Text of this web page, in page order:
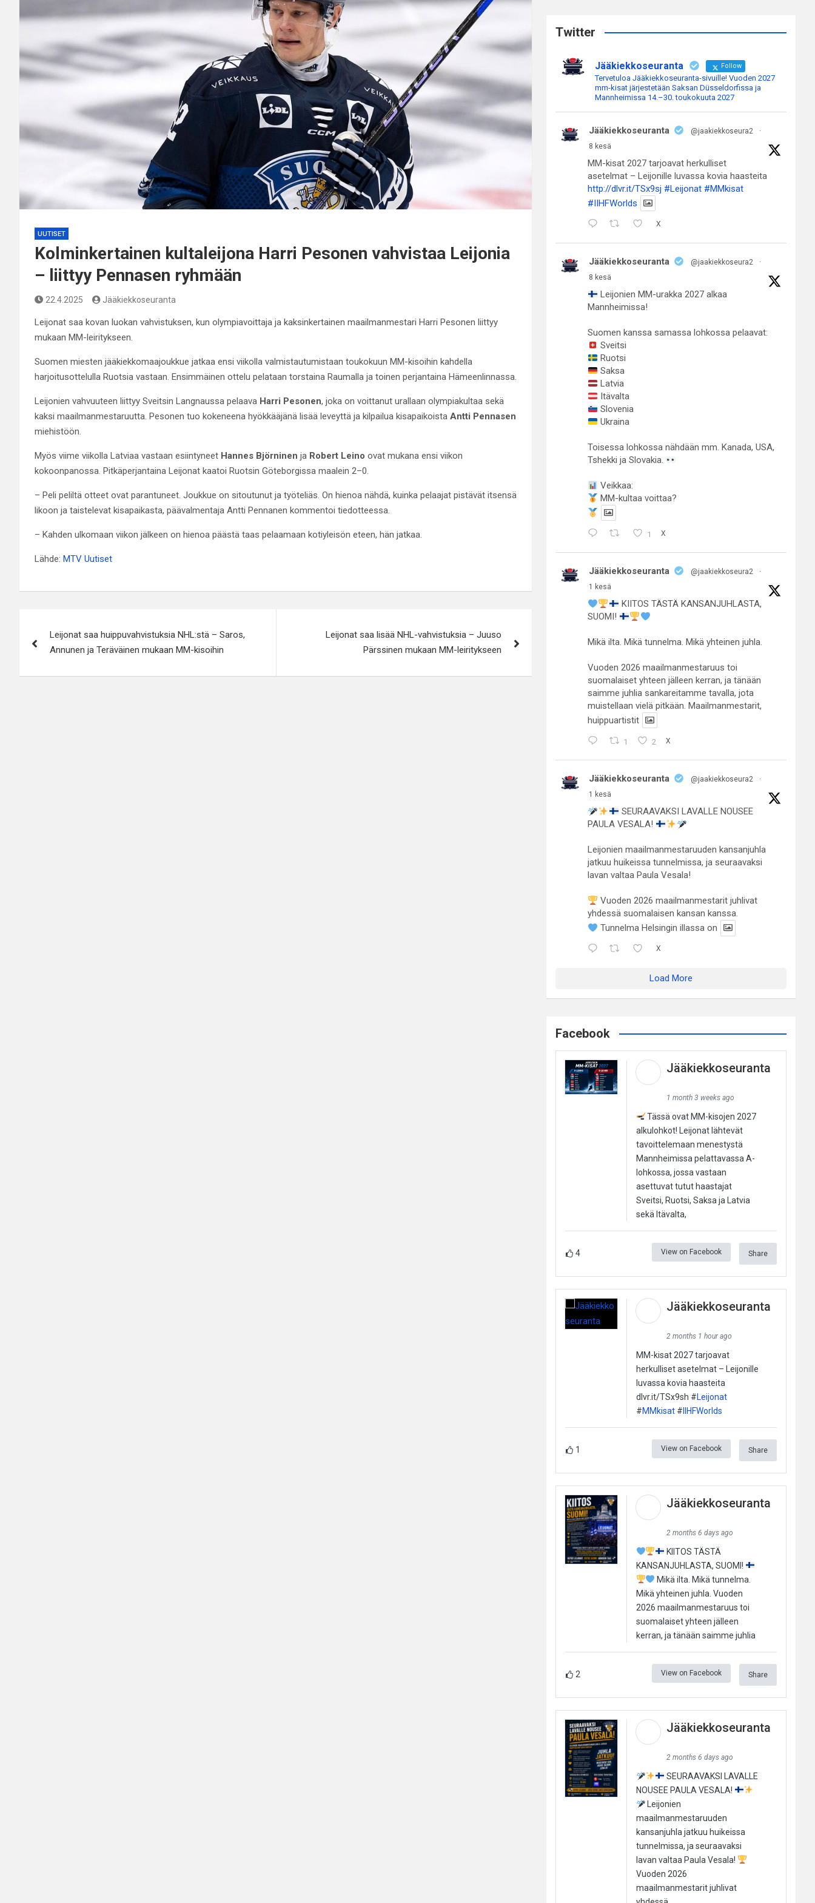
UUTISET
Kolminkertainen kultaleijona Harri Pesonen vahvistaa Leijonia
– liittyy Pennasen ryhmään
22.4.2025 Jääkiekkoseuranta
Leijonat saa kovan luokan vahvistuksen, kun olympiavoittaja ja kaksinkertainen maailmanmestari Harri Pesonen liittyy
mukaan MM-leiritykseen.
Suomen miesten jääkiekkomaajoukkue jatkaa ensi viikolla valmistautumistaan toukokuun MM-kisoihin kahdella
harjoitusottelulla Ruotsia vastaan. Ensimmäinen ottelu pelataan torstaina Raumalla ja toinen perjantaina Hämeenlinnassa.
Leijonien vahvuuteen liittyy Sveitsin Langnaussa pelaava Harri Pesonen, joka on voittanut urallaan olympiakultaa sekä
kaksi maailmanmestaruutta. Pesonen tuo kokeneena hyökkääjänä lisää leveyttä ja kilpailua kisapaikoista Antti Pennasen
miehistöön.
Myös viime viikolla Latviaa vastaan esiintyneet Hannes Björninen ja Robert Leino ovat mukana ensi viikon
kokoonpanossa. Pitkäperjantaina Leijonat kaatoi Ruotsin Göteborgissa maalein 2–0.
– Peli peliltä otteet ovat parantuneet. Joukkue on sitoutunut ja työteliäs. On hienoa nähdä, kuinka pelaajat pistävät itsensä
likoon ja taistelevat kisapaikasta, päävalmentaja Antti Pennanen kommentoi tiedotteessa.
– Kahden ulkomaan viikon jälkeen on hienoa päästä taas pelaamaan kotiyleisön eteen, hän jatkaa.
Lähde: MTV Uutiset
selaus
Leijonat saa huippuvahvistuksia NHL:stä – Saros,
Annunen ja Teräväinen mukaan MM-kisoihin
Leijonat saa lisää NHL-vahvistuksia – Juuso
Pärssinen mukaan MM-leiritykseen
c
Twitter
Jääkiekkoseuranta Follow
Tervetuloa Jääkiekkoseuranta-sivuille! Vuoden 2027
mm-kisat järjestetään Saksan Düsseldorfissa ja
Mannheimissa 14.–30. toukokuuta 2027
Jääkiekkoseuranta @jaakiekkoseura2
·
8 kesä
MM-kisat 2027 tarjoavat herkulliset
asetelmat – Leijonille luvassa kovia haasteita
http://dlvr.it/TSx9sj #Leijonat #MMkisat
#IIHFWorlds
X
Jääkiekkoseuranta @jaakiekkoseura2
·
8 kesä
Leijonien MM-urakka 2027 alkaa
Mannheimissa!
Suomen kanssa samassa lohkossa pelaavat:
Sveitsi
Ruotsi
Saksa
Latvia
Itävalta
Slovenia
Ukraina
Toisessa lohkossa nähdään mm. Kanada, USA,
Tshekki ja Slovakia.
Veikkaa:
MM-kultaa voittaa?
1 X
Jääkiekkoseuranta @jaakiekkoseura2
·
1 kesä
KIITOS TÄSTÄ KANSANJUHLASTA,
SUOMI!
Mikä ilta. Mikä tunnelma. Mikä yhteinen juhla.
Vuoden 2026 maailmanmestaruus toi
suomalaiset yhteen jälleen kerran, ja tänään
saimme juhlia sankareitamme tavalla, jota
muistellaan vielä pitkään. Maailmanmestarit,
huippuartistit
1 2 X
Jääkiekkoseuranta @jaakiekkoseura2
·
1 kesä
SEURAAVAKSI LAVALLE NOUSEE
PAULA VESALA!
Leijonien maailmanmestaruuden kansanjuhla
jatkuu huikeissa tunnelmissa, ja seuraavaksi
lavan valtaa Paula Vesala!
Vuoden 2026 maailmanmestarit juhlivat
yhdessä suomalaisen kansan kanssa.
Tunnelma Helsingin illassa on
X
Load More
Facebook
Jääkiekkoseuranta
1 month 3 weeks ago
Tässä ovat MM-kisojen 2027
alkulohkot! Leijonat lähtevät
tavoittelemaan menestystä
Mannheimissa pelattavassa A-
lohkossa, jossa vastaan
asettuvat tutut haastajat
Sveitsi, Ruotsi, Saksa ja Latvia
sekä Itävalta,
4 View on Facebook Share
Jääkiekkoseuranta
2 months 1 hour ago
MM-kisat 2027 tarjoavat
herkulliset asetelmat – Leijonille
luvassa kovia haasteita
dlvr.it/TSx9sh #Leijonat
#MMkisat#IIHFWorlds
1 View on Facebook Share
Jääkiekkoseuranta
2 months 6 days ago
KIITOS TÄSTÄ
KANSANJUHLASTA, SUOMI!
Mikä ilta. Mikä tunnelma.
Mikä yhteinen juhla. Vuoden
2026 maailmanmestaruus toi
suomalaiset yhteen jälleen
kerran, ja tänään saimme juhlia
2 View on Facebook Share
Jääkiekkoseuranta
2 months 6 days ago
SEURAAVAKSI LAVALLE
NOUSEE PAULA VESALA!
Leijonien
maailmanmestaruuden
kansanjuhla jatkuu huikeissa
tunnelmissa, ja seuraavaksi
lavan valtaa Paula Vesala!
Vuoden 2026
maailmanmestarit juhlivat